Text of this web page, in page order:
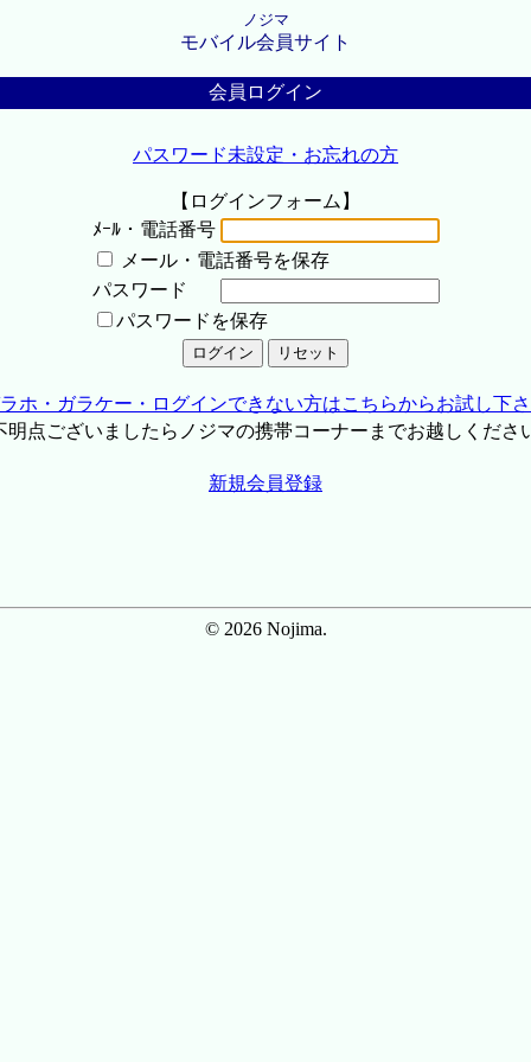
ノジマ
モバイル会員サイト
会員ログイン
パスワード未設定・お忘れの方
【ログインフォーム】
ﾒｰﾙ・電話番号
メール・電話番号を保存
パスワード
パスワードを保存
ホ・ガラケー・ログインできない方はこちらからお試し下
点ございましたらノジマの携帯コーナーまでお越しくださ
新規会員登録
© 2026 Nojima.